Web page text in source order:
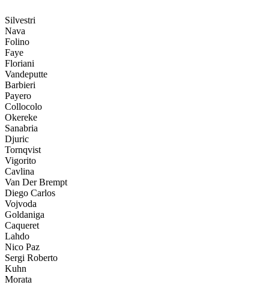
Silvestri
Nava
Folino
Faye
Floriani
Vandeputte
Barbieri
Payero
Collocolo
Okereke
Sanabria
Djuric
Tornqvist
Vigorito
Cavlina
Van Der Brempt
Diego Carlos
Vojvoda
Goldaniga
Caqueret
Lahdo
Nico Paz
Sergi Roberto
Kuhn
Morata